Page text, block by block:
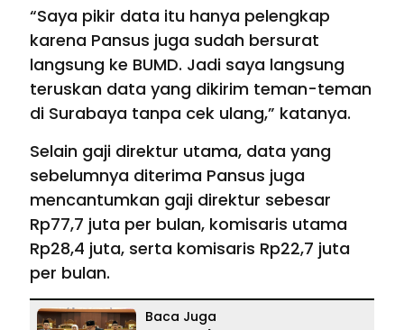
“Saya pikir data itu hanya pelengkap
karena Pansus juga sudah bersurat
langsung ke BUMD. Jadi saya langsung
teruskan data yang dikirim teman-teman
di Surabaya tanpa cek ulang,” katanya.
Selain gaji direktur utama, data yang
sebelumnya diterima Pansus juga
mencantumkan gaji direktur sebesar
Rp77,7 juta per bulan, komisaris utama
Rp28,4 juta, serta komisaris Rp22,7 juta
per bulan.
Baca Juga